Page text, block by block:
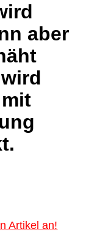
aber
Artikel an!